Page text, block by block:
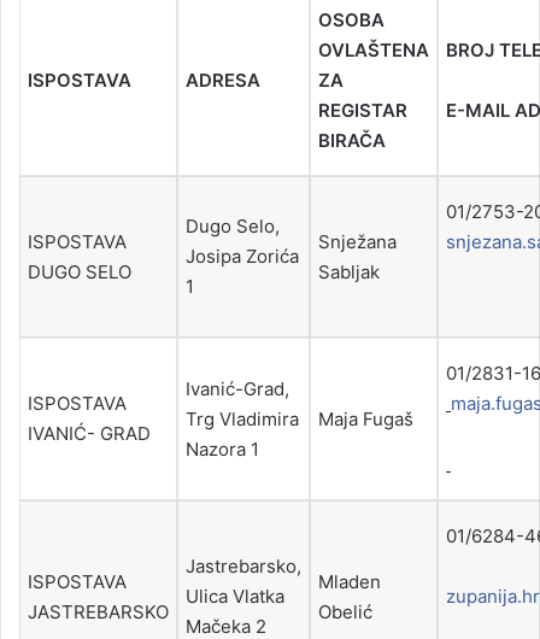
ISPOSTAVA ADRESA
OSOBA
OVLAŠTENA
ZA
REGISTAR
BIRAČA
BROJ
E-MAIL
ISPOSTAVA
DUGO SELO
Dugo Selo,
Josipa Zorića
1
Snježana
Sabljak
01/
ISPOSTAVA
IVANIĆ- GRAD
Ivanić-Grad,
Trg Vladimira
Nazora 1
Maja Fugaš
01/
ISPOSTAVA
JASTREBARSKO
Jastrebarsko,
Ulica Vlatka
Mačeka 2
Mladen
Obelić
01/
zupanija.hr